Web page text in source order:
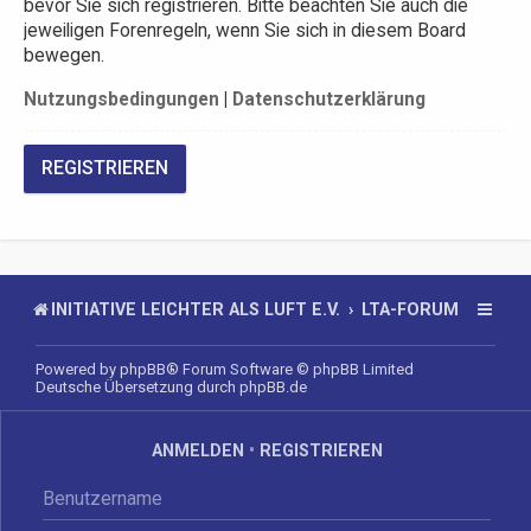
bevor Sie sich registrieren. Bitte beachten Sie auch die
jeweiligen Forenregeln, wenn Sie sich in diesem Board
bewegen.
Nutzungsbedingungen Datenschutzerklärung
REGISTRIEREN
INITIATIVE LEICHTER ALS LUFT E.V. LTA-FORUM
Powered by phpBB® Forum Software © phpBB Limited
Deutsche Übersetzung durch phpBB.de
ANMELDEN • REGISTRIEREN